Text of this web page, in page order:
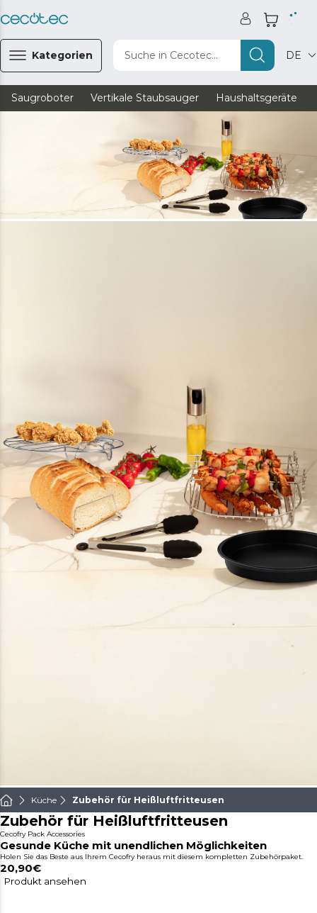
Kategorien Suche in Cecotec... DE
Saugroboter Vertikale Staubsauger Haushaltsgeräte
Küche Zubehör für Heißluftfritteusen
Zubehör für Heißluftfritteusen
Cecofry Pack Accessories
Gesunde Küche mit unendlichen Möglichkeiten
Holen Sie das Beste aus Ihrem Cecofry heraus mit diesem kompletten Zubehörpaket.
20,90€
Produkt ansehen